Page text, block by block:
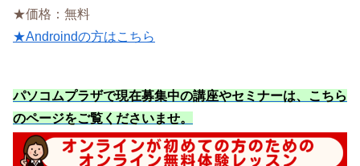
★価格：無料
★Androindの方はこちら
パソコムプラザで現在募集中の講座やセミナーは、こちら
のページをご覧くださいませ。